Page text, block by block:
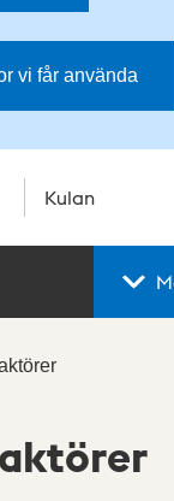
vi får använda
Kulan